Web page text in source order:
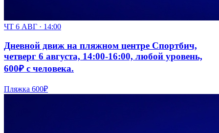
ЧТ 6 АВГ · 14:00
Дневной движ на пляжном центре Спортбич,
четверг 6 августа, 14:00-16:00, любой уровень,
600₽ с человека.
Пляжка 600₽